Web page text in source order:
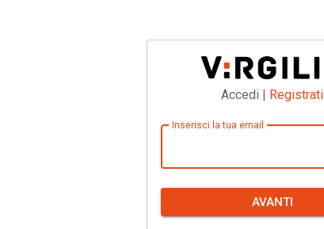
Accedi | Registrati
Inserisci la tua email
AVANTI